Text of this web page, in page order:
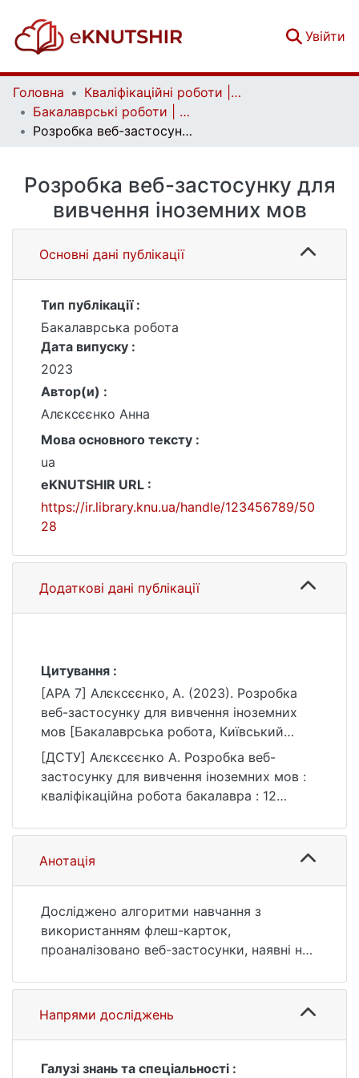
Увійти
Головна
Кваліфікаційні роботи | Qualifying works
Бакалаврські роботи | Bachelor theses
Розробка веб-застосунку для вивчення іноземних мов
Розробка веб-застосунку для
вивчення іноземних мов
Основні дані публікації
Тип публікації :
Бакалаврська робота
Дата випуску :
2023
Автор(и) :
Алєксєєнко Анна
Мова основного тексту :
ua
eKNUTSHIR URL :
https://ir.library.knu.ua/handle/123456789/50
28
Додаткові дані публікації
Цитування :
[APA 7] Алєксєєнко, А. (2023). Розробка
веб-застосунку для вивчення іноземних
мов [Бакалаврська робота, Київський
національний університет імені Тараса
Шевченка]. eKNUTSHIR.
https://ir.library.knu.ua/handle/123456789/50
[ДСТУ] Алєксєєнко А. Розробка веб-
застосунку для вивчення іноземних мов :
кваліфікаційна робота бакалавра : 12
URL:
https://ir.library.knu.ua/handle/123456789/50
28 (дата звернення: 25.07.2026).
Анотація
Досліджено алгоритми навчання з
використанням флеш-карток,
проаналізовано веб-застосунки, наявні на
та схему бази даних застосунку,
розроблено застосунок для вивчення
іноземних мов з використанням флеш-
вивчення матеріалу.
Напрями досліджень
Галузі знань та спеціальності :